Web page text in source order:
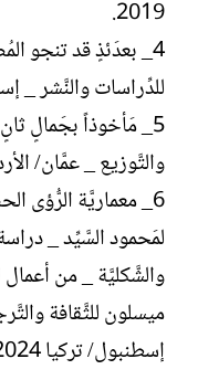
2019.
4_ بعدَئذٍ قد تنجو
للدِّراسات والنَّشر _
5_ مَأخوذاً بجَمالٍ
والتَّوزيع _ عمَّان/ الأردن
6_ معماريَّة الرُّؤى
لمَحمود السَّيِّد _
والشَّكليَّة _ من أعمال
ميسلون للثَّقافة
إسطنبول/ تركيا 2024.